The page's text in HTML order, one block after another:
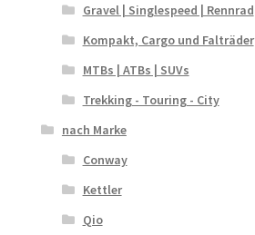
Gravel | Singlespeed | Rennrad
Kompakt, Cargo und Falträder
MTBs | ATBs | SUVs
Trekking - Touring - City
nach Marke
Conway
Kettler
Qio